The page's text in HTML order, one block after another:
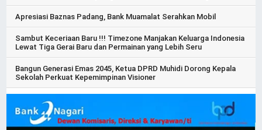
Apresiasi Baznas Padang, Bank Muamalat Serahkan Mobil
Sambut Keceriaan Baru !!! Timezone Manjakan Keluarga Indonesia
Lewat Tiga Gerai Baru dan Permainan yang Lebih Seru
Bangun Generasi Emas 2045, Ketua DPRD Muhidi Dorong Kepala
Sekolah Perkuat Kepemimpinan Visioner